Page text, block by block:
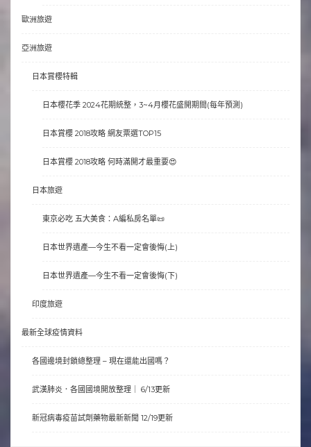
歐洲旅遊
亞洲旅遊
日本賞櫻特輯
日本櫻花季 2024花期統整，3~4月櫻花盛開期間(每年預測)
日本賞櫻 2018攻略 網友票選TOP15
日本賞櫻 2018攻略 何時滿開才最重要😍
日本旅遊
東京必吃 五大美食：A編私房名單📜
日本世界遺產—今生不看一定會後悔(上)
日本世界遺產—今生不看一定會後悔(下)
印度旅遊
最新全球疫情資料
各國邊境封鎖總整理 – 現在還能出國嗎？
武漢肺炎．各國國境開放整理｜ 6/13更新
新冠病毒疫苗試劑藥物最新新聞 12/19更新